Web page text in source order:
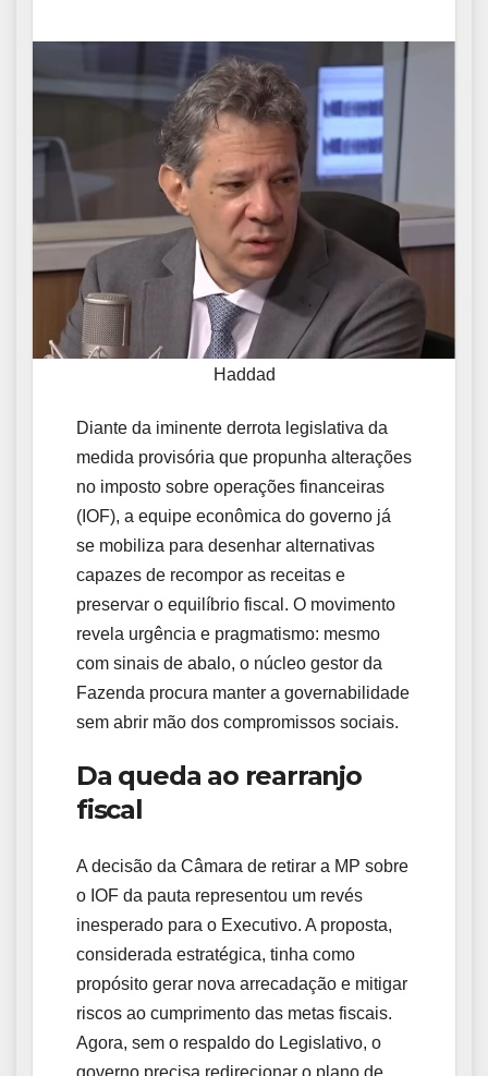
Haddad
Diante da iminente derrota legislativa da
medida provisória que propunha alterações
no imposto sobre operações financeiras
(IOF), a equipe econômica do governo já
se mobiliza para desenhar alternativas
capazes de recompor as receitas e
preservar o equilíbrio fiscal. O movimento
revela urgência e pragmatismo: mesmo
com sinais de abalo, o núcleo gestor da
Fazenda procura manter a governabilidade
sem abrir mão dos compromissos sociais.
Da queda ao rearranjo
fiscal
A decisão da Câmara de retirar a MP sobre
o IOF da pauta representou um revés
inesperado para o Executivo. A proposta,
considerada estratégica, tinha como
propósito gerar nova arrecadação e mitigar
riscos ao cumprimento das metas fiscais.
Agora, sem o respaldo do Legislativo, o
governo precisa redirecionar o plano de